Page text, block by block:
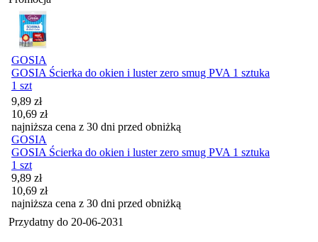
GOSIA
GOSIA Ścierka do okien i luster zero smug PVA 1 sztuka
1 szt
Cena promocyjna
9,89 zł
10,69 zł
najniższa cena z 30 dni przed obniżką
GOSIA
GOSIA Ścierka do okien i luster zero smug PVA 1 sztuka
1 szt
Cena promocyjna
9,89 zł
10,69 zł
najniższa cena z 30 dni przed obniżką
Przydatny do 20-06-2031